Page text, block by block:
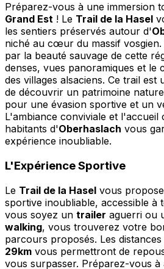
Préparez-vous à une immersion
Grand Est ! Le Trail de la Hasel
les sentiers préservés autour d'
niché au cœur du massif vosgien.
par la beauté sauvage de cette
denses, vues panoramiques et le
des villages alsaciens. Ce trail est
de découvrir un patrimoine
pour une évasion sportive et un
L'ambiance conviviale et l'accueil
habitants d'Oberhaslach vous
expérience inoubliable.
L'Expérience Sportive
Le Trail de la Hasel vous
sportive inoubliable, accessible à
vous soyez un trailer aguerri ou
walking, vous trouverez votre
parcours proposés. Les distances
29km vous permettront de
vous surpasser. Préparez-vous à